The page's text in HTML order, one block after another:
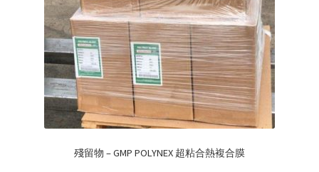
殘留物 – GMP POLYNEX 超粘合熱複合膜